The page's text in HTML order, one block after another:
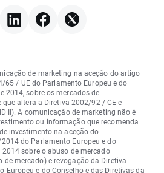
de marketing na aceção do artigo
65 / UE do Parlamento Europeu e do
2014, sobre os mercados de
altera a Diretiva 2002/92 / CE e
II). A comunicação de marketing não é
ou informação que recomenda
investimento na aceção do
do Parlamento Europeu e do
sobre o abuso de mercado
mercado) e revogação da Diretiva
Europeu e do Conselho e das Diretivas da